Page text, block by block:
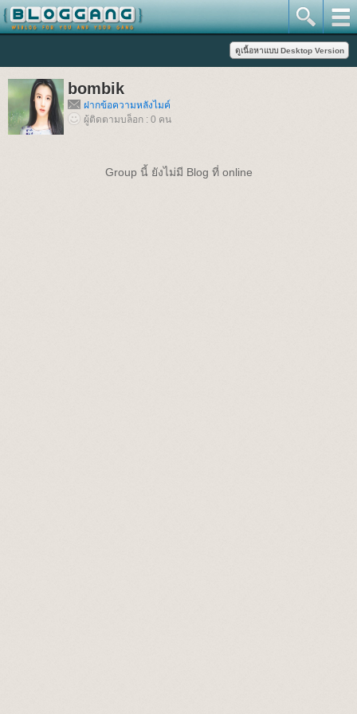
bombik
ฝากข้อความหลังไมค์
ผู้ติดตามบล็อก : 0 คน
Group นี้ ยังไม่มี Blog ที่ online